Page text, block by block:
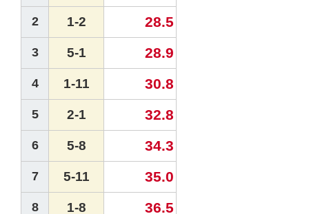
2 1-2 28.5
3 5-1 28.9
4 1-11 30.8
5 2-1 32.8
6 5-8 34.3
7 5-11 35.0
8 1-8 36.5